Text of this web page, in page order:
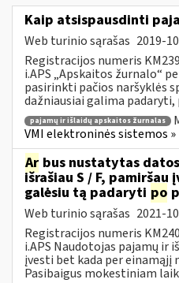
Kaip atsispausdinti
Web turinio sąrašas 2019-
Registracijos numeris
i.APS „Apskaitos žurnalo“
pasirinkti pačios naršyklės
dažniausiai galima padaryti,
pajamų ir išlaidų apskaitos žurnalas
VMI elektroninės sistemos »
Ar bus nustatytas
išrašiau S / F, pamiršau
galėsiu tą padaryti po
Web turinio sąrašas 2021-
Registracijos numeris
i.APS Naudotojas pajamų ir
įvesti bet kada per
Pasibaigus mokestiniam